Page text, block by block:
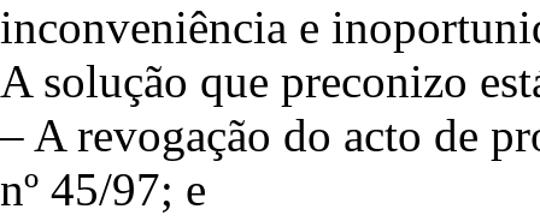
inconveniência e
A solução que preconizo
– A revogação do acto de
nº 45/97; e